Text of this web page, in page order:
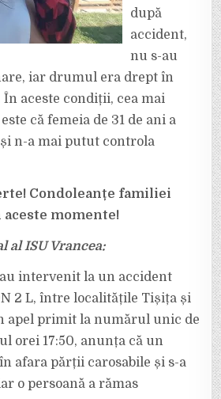
după
accident,
nu s-au
iar drumul era drept în
aceste condiții, cea mai
că femeia de 31 de ani a
n-a mai putut controla
Condoleanțe familiei
momente!
al ISU Vrancea:
intervenit la un accident
2 L, între localitățile Tișița și
apel primit la numărul unic de
orei 17:50, anunța că un
afara părții carosabile și s-a
o persoană a rămas